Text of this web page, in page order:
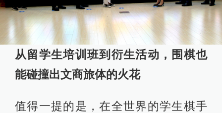
从留学生培训班到衍生活动，围棋也
能碰撞出文商旅体的火花
值得一提的是，在全世界的学生棋手